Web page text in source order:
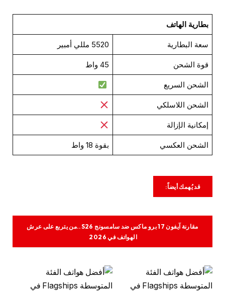
بطارية الهاتف
سعة البطارية 5520 مللي أمبير
قوة الشحن 45 واط
الشحن السريع
الشحن اللاسلكي
إمكانية الإزالة
الشحن العكسي بقوة 18 واط
قد يُهمك أيضاً:
مقارنة آيفون 17 برو ماكس ضد سامسونج S26..من يتربع على عرش
الهواتف في 2026